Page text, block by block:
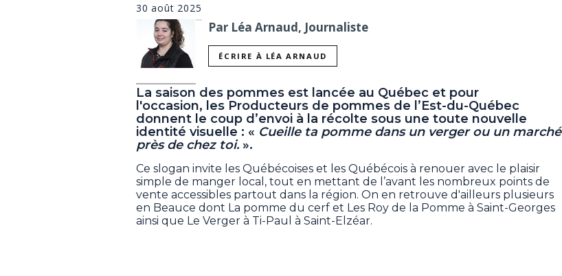
30 août 2025
Par Léa Arnaud, Journaliste
ÉCRIRE À LÉA ARNAUD
La saison des pommes est lancée au Québec et pour
l'occasion, les Producteurs de pommes de l’Est-du-Québec
donnent le coup d’envoi à la récolte sous une toute nouvelle
identité visuelle : « Cueille ta pomme dans un verger ou un marché
près de chez toi. ».
Ce slogan invite les Québécoises et les Québécois à renouer avec le plaisir
simple de manger local, tout en mettant de l’avant les nombreux points de
vente accessibles partout dans la région. On en retrouve d'ailleurs plusieurs
en Beauce dont La pomme du cerf et Les Roy de la Pomme à Saint-Georges
ainsi que Le Verger à Ti-Paul à Saint-Elzéar.